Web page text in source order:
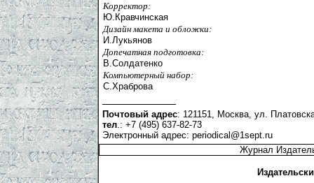
Корректор:
Ю.Кравчинская
Дизайн макета и обложки:
И.Лукьянов
Допечатная подготовка:
В.Солдатенко
Компьютерный набор:
С.Храброва
Почтовый адрес: 121151, Москва, ул.
тел.: +7 (495) 637-82-73
Электронный адрес: periodical@1sept.ru
Журнал